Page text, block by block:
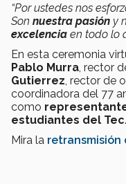
“Por ustedes nos
Son nuestra pasión y
excelencia en todo lo
En esta ceremonia
Pablo Murra , rector
Gutierrez , rector de
coordinadora del 77
como
estudiantes del Tec.
Mira la retransmisión